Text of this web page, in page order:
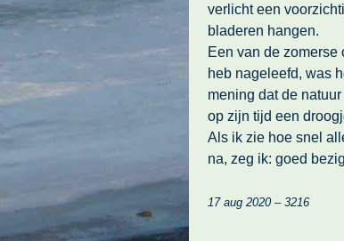
verlicht een
bladeren hangen.
Een van de
heb nageleefd, was
mening dat de
op zijn tijd een
Als ik zie hoe snel
na, zeg ik: goed
17 aug 2020 – 3216